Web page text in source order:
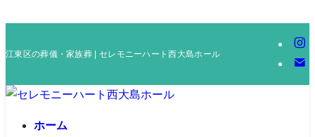
江東区の葬儀・家族葬 | セレモニーハート西大島ホール
ホーム